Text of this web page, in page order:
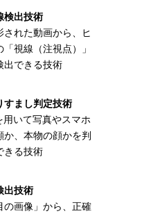
検出技術
された動画から、ヒ
「視線（注視点）」
出できる技術
すまし判定技術
用いて写真やスマホ
か、本物の顔かを判
きる技術
出技術
の画像」から、正確